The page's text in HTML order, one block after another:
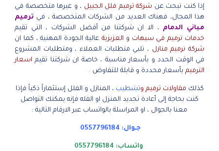
إذا كنت تبحث عن شركة ترميم فلل الجبيل ، و غيرها متخصصة في
هذا المجال، فهناك العديد من الشركات المتخصصة ، في ترميم
مباني الدمام ، الا ان شركتنا من أفضل الشركات ، التي تقيم
خدمات ترميم في سيهات و العزيزية عالية الجودة المهنية ، كما ان
شركة ترميم منازل ، تلبي متطلبات العملاء ، ومتطلبات المشروع
في الوقت الحدد و بأسعار مناسبة ، خاصة ان شركتنا تقيم اسعار
الترميم بأسعار محددة و قابلة للتفاوض .
كذلك مقاولات ترميم وتشطيب ، المنازل و الفلل إستثماراً ذكياً فإذا
كنت بحاجة إلى أعادة تجديد المنزل او الفله فإنه يمكنك التواصل
معنا بالجوال ، او المراسلة بالواتساب عبر الارقام التالية :
جـوال: 0557796184
واتساب: 0557796184